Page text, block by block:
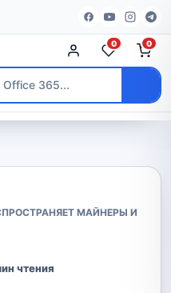
0 0
МАЙНЕРЫ И
чтения